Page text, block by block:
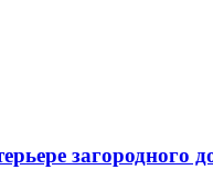
загородного